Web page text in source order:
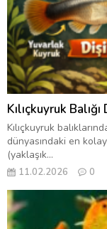
Kılıçkuyruk
Kılıçkuyruk
dünyasındaki en
(yaklaşık...
11.02.2026 0